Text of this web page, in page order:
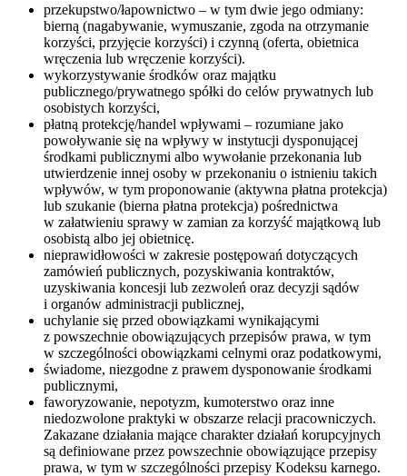
przekupstwo/łapownictwo – w tym dwie jego odmiany:
bierną (nagabywanie, wymuszanie, zgoda na otrzymanie
korzyści, przyjęcie korzyści) i czynną (oferta, obietnica
wręczenia lub wręczenie korzyści).
wykorzystywanie środków oraz majątku
publicznego/prywatnego spółki do celów prywatnych lub
osobistych korzyści,
płatną protekcję/handel wpływami – rozumiane jako
powoływanie się na wpływy w instytucji dysponującej
środkami publicznymi albo wywołanie przekonania lub
utwierdzenie innej osoby w przekonaniu o istnieniu takich
wpływów, w tym proponowanie (aktywna płatna protekcja)
lub szukanie (bierna płatna protekcja) pośrednictwa
w załatwieniu sprawy w zamian za korzyść majątkową lub
osobistą albo jej obietnicę.
nieprawidłowości w zakresie postępowań dotyczących
zamówień publicznych, pozyskiwania kontraktów,
uzyskiwania koncesji lub zezwoleń oraz decyzji sądów
i organów administracji publicznej,
uchylanie się przed obowiązkami wynikającymi
z powszechnie obowiązujących przepisów prawa, w tym
w szczególności obowiązkami celnymi oraz podatkowymi,
świadome, niezgodne z prawem dysponowanie środkami
publicznymi,
faworyzowanie, nepotyzm, kumoterstwo oraz inne
niedozwolone praktyki w obszarze relacji pracowniczych.
Zakazane działania mające charakter działań korupcyjnych
są definiowane przez powszechnie obowiązujące przepisy
prawa, w tym w szczególności przepisy Kodeksu karnego.